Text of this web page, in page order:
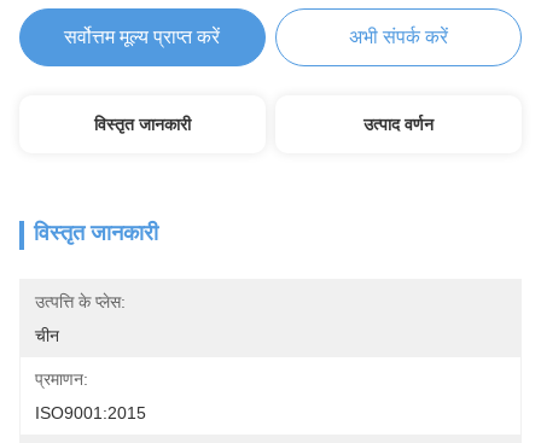
सर्वोत्तम मूल्य प्राप्त करें अभी संपर्क करें
विस्तृत जानकारी उत्पाद वर्णन
विस्तृत जानकारी
उत्पत्ति के प्लेस:
चीन
प्रमाणन:
ISO9001:2015